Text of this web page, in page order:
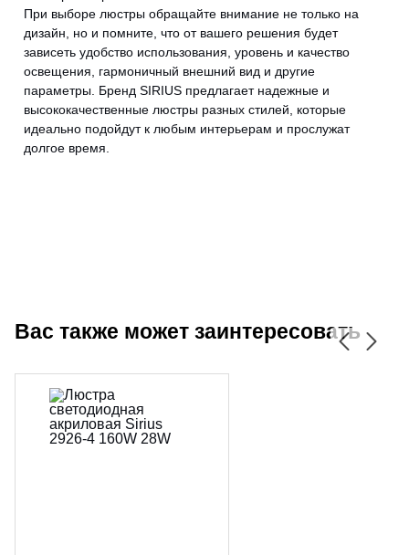
При выборе люстры обращайте внимание не только на
дизайн, но и помните, что от вашего решения будет
зависеть удобство использования, уровень и качество
освещения, гармоничный внешний вид и другие
параметры. Бренд SIRIUS предлагает надежные и
высококачественные люстры разных стилей, которые
идеально подойдут к любым интерьерам и прослужат
долгое время.
Вас также может заинтересовать
CANCEL